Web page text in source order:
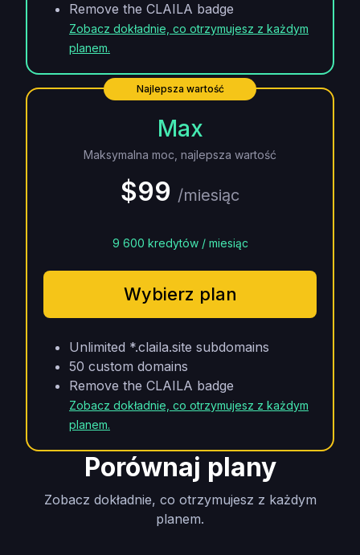
Remove the CLAILA badge
Zobacz dokładnie, co otrzymujesz z każdym
planem.
Najlepsza wartość
Max
Maksymalna moc, najlepsza wartość
$99 /miesiąc
9 600 kredytów / miesiąc
Wybierz plan
Unlimited *.claila.site subdomains
50 custom domains
Remove the CLAILA badge
Zobacz dokładnie, co otrzymujesz z każdym
planem.
Porównaj plany
Zobacz dokładnie, co otrzymujesz z każdym
planem.